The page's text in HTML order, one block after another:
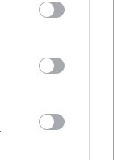
Google News